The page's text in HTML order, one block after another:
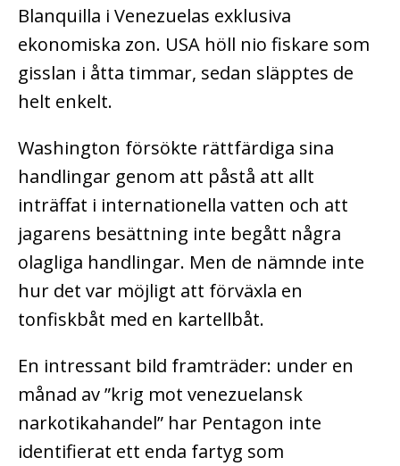
Blanquilla i Venezuelas exklusiva
ekonomiska zon. USA höll nio fiskare som
gisslan i åtta timmar, sedan släpptes de
helt enkelt.
Washington försökte rättfärdiga sina
handlingar genom att påstå att allt
inträffat i internationella vatten och att
jagarens besättning inte begått några
olagliga handlingar. Men de nämnde inte
hur det var möjligt att förväxla en
tonfiskbåt med en kartellbåt.
En intressant bild framträder: under en
månad av ”krig mot venezuelansk
narkotikahandel” har Pentagon inte
identifierat ett enda fartyg som